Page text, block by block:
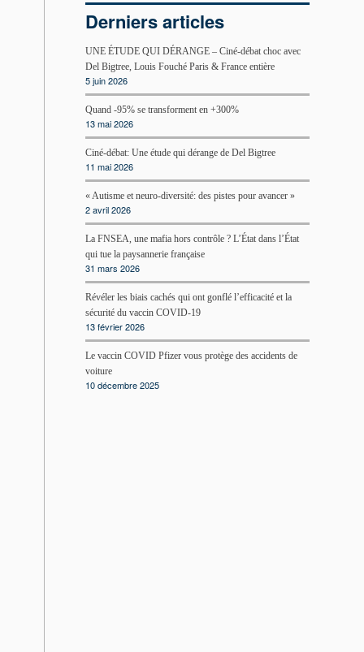
Derniers articles
UNE ÉTUDE QUI DÉRANGE – Ciné-débat choc avec
Del Bigtree, Louis Fouché Paris & France entière
5 juin 2026
Quand -95% se transforment en +300%
13 mai 2026
Ciné-débat: Une étude qui dérange de Del Bigtree
11 mai 2026
« Autisme et neuro-diversité: des pistes pour avancer »
2 avril 2026
La FNSEA, une mafia hors contrôle ? L’État dans l’État
qui tue la paysannerie française
31 mars 2026
Révéler les biais cachés qui ont gonflé l’efficacité et la
sécurité du vaccin COVID-19
13 février 2026
Le vaccin COVID Pfizer vous protège des accidents de
voiture
10 décembre 2025